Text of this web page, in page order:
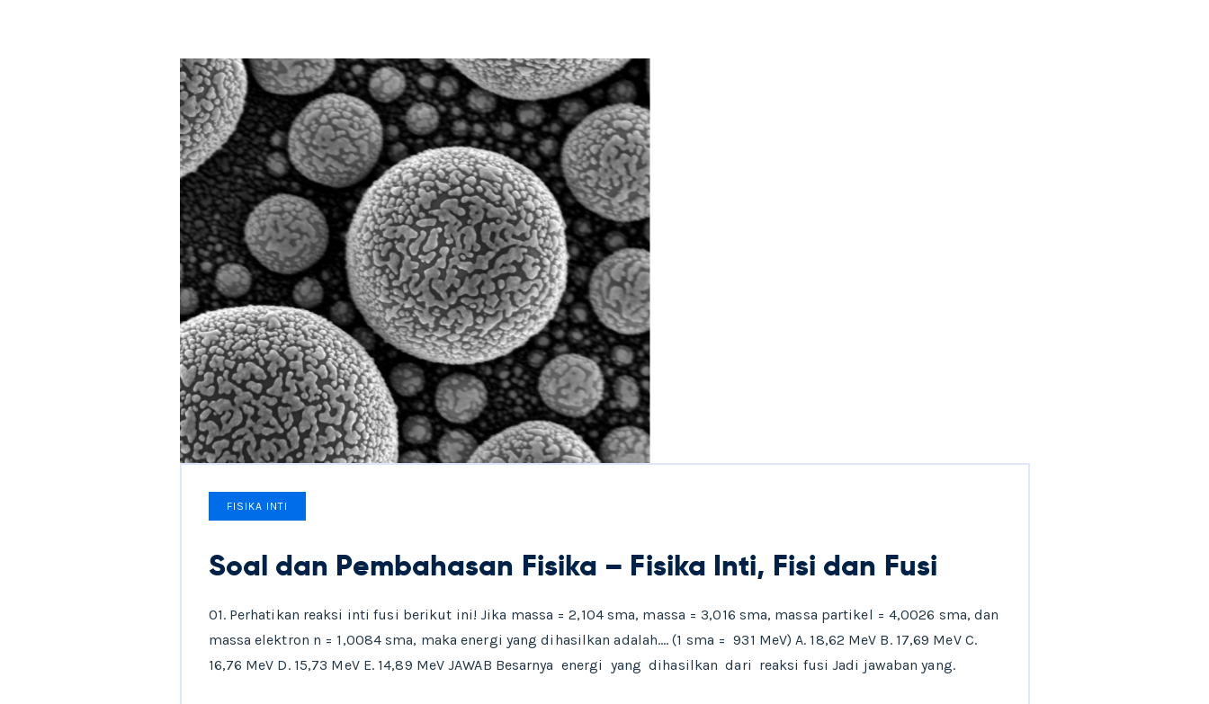
FISIKA INTI
Soal dan Pembahasan Fisika – Fisika Inti, Fisi dan Fusi
01. Perhatikan reaksi inti fusi berikut ini! Jika massa = 2,104 sma, massa = 3,016 sma, massa partikel = 4,0026 sma, dan
massa elektron n = 1,0084 sma, maka energi yang dihasilkan adalah…. (1 sma = 931 MeV) A. 18,62 MeV B. 17,69 MeV C.
16,76 MeV D. 15,73 MeV E. 14,89 MeV JAWAB Besarnya energi yang dihasilkan dari reaksi fusi Jadi jawaban yang.